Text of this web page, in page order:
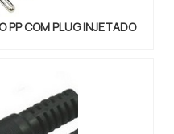
PP COM PLUG INJETADO